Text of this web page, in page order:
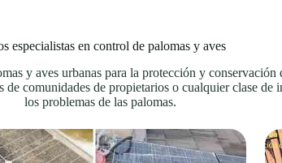
especialistas en control de palomas y aves
y aves urbanas para la protección y
comunidades de propietarios o cualquier clase de
los problemas de las palomas.